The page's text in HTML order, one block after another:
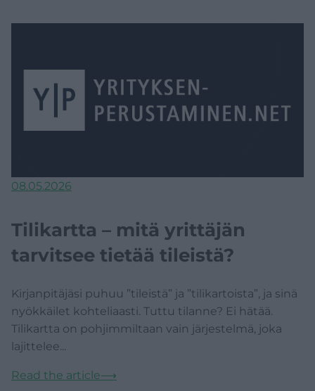
08.05.2026
Tilikartta – mitä yrittäjän
tarvitsee tietää tileistä?
Kirjanpitäjäsi puhuu ”tileistä” ja ”tilikartoista”, ja sinä
nyökkäilet kohteliaasti. Tuttu tilanne? Ei hätää.
Tilikartta on pohjimmiltaan vain järjestelmä, joka
lajittelee...
Read the article⟶